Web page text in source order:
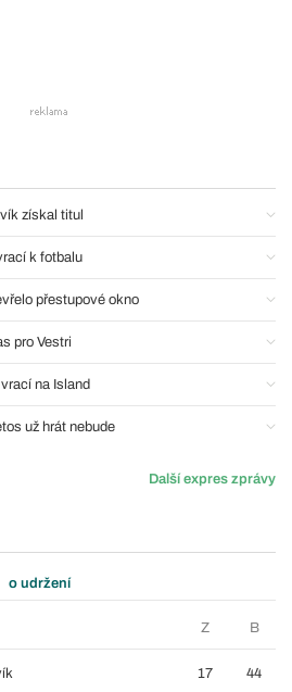
získal titul
k fotbalu
přestupové okno
pro Vestri
na Island
už hrát nebude
Další expres zprávy
o udržení
Z B
17 44